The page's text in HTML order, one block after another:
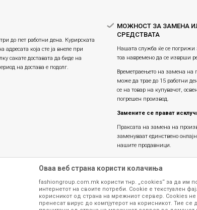
до пет работни дена. Курирската
адресата која сте ја внеле при
сакате доставата да биде на
на достава е подолг.
МОЖНОСТ ЗА ЗАМЕНА
СРЕДСТВАТА
Нашата служба ќе се
тоа навремено да се изврши
Времетраењето на замена на
може да трае до 15 работни
се на товар на купувачот,
погрешен производ.
Замените се прават
Праксата на замена на
заменуваат единствено
нашите продавници.
Оваа веб страна користи колачиња
fashiongroup.com.mk користи тнр. „cookies“ за да им
интернетот на своите потреби. Cookie е текстуален
корисникот од страна на мрежниот сервер. Cookies
пренесат вирус до компјутерот на корисникот. Тие